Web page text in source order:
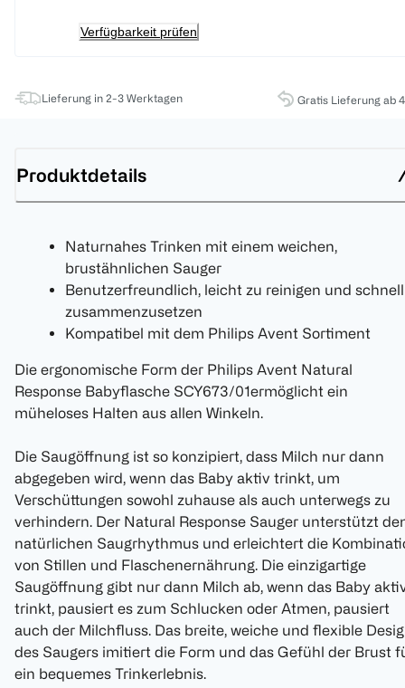
Verfügbarkeit prüfen
Lieferung in 2-3 Werktagen Gratis Lieferung ab
Produktdetails
Naturnahes Trinken mit einem weichen,
brustähnlichen Sauger
Benutzerfreundlich, leicht zu reinigen und schnell
zusammenzusetzen
Kompatibel mit dem Philips Avent Sortiment
Die ergonomische Form der Philips Avent Natural
Response Babyflasche SCY673/01ermöglicht ein
müheloses Halten aus allen Winkeln.
Die Saugöffnung ist so konzipiert, dass Milch nur dann
abgegeben wird, wenn das Baby aktiv trinkt, um
Verschüttungen sowohl zuhause als auch unterwegs zu
verhindern. Der Natural Response Sauger unterstützt
natürlichen Saugrhythmus und erleichtert die
von Stillen und Flaschenernährung. Die einzigartige
Saugöffnung gibt nur dann Milch ab, wenn das Baby
trinkt, pausiert es zum Schlucken oder Atmen, pausiert
auch der Milchfluss. Das breite, weiche und flexible
des Saugers imitiert die Form und das Gefühl der Brust
ein bequemes Trinkerlebnis.